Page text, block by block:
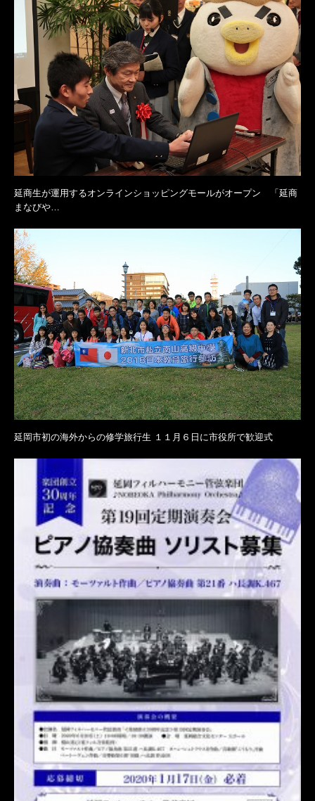
延商生が運用するオンラインショッピングモールがオープン 「延商
まなびや…
延岡市初の海外からの修学旅行生 １１月６日に市役所で歓迎式